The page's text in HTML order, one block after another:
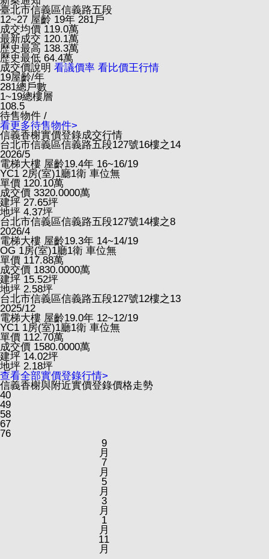
臺北市信義區信義路五段
12~27 屋齡 19年 281戶
成交均價 119.0萬
最新成交 120.1萬
歷史最高 138.3萬
歷史最低 64.4萬
成交價說明 看議價率 看比價王行情
19屋齡/年
281總戶數
1~19總樓層
108.5
待售物件 /
看更多待售物件>
信義香榭實價登錄成交行情
台北市信義區信義路五段127號16樓之14
2026/5
電梯大樓 屋齡19.4年 16~16/19
YC1 2房(室)1廳1衛 車位無
單價 120.10萬
成交價 3320.0000萬
建坪 27.65坪
地坪 4.37坪
台北市信義區信義路五段127號14樓之8
2026/4
電梯大樓 屋齡19.3年 14~14/19
OG 1房(室)1廳1衛 車位無
單價 117.88萬
成交價 1830.0000萬
建坪 15.52坪
地坪 2.58坪
台北市信義區信義路五段127號12樓之13
2025/12
電梯大樓 屋齡19.0年 12~12/19
YC1 1房(室)1廳1衛 車位無
單價 112.70萬
成交價 1580.0000萬
建坪 14.02坪
地坪 2.18坪
查看全部實價登錄行情>
信義香榭與附近實價登錄價格走勢
40
49
58
67
76
9
月
7
月
5
月
3
月
1
月
11
月